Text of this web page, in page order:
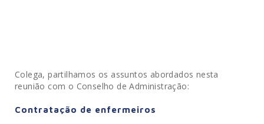
Colega, partilhamos os assuntos abordados nesta
reunião com o Conselho de Administração:
Contratação de enfermeiros